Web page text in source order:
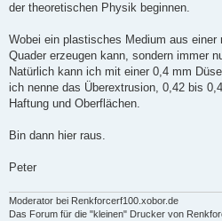
der theoretischen Physik beginnen.
Wobei ein plastisches Medium aus einer
Quader erzeugen kann, sondern immer
Natürlich kann ich mit einer 0,4 mm
ich nenne das Überextrusion, 0,42 bis
Haftung und Oberflächen.
Bin dann hier raus.
Peter
Moderator bei Renkforcerf100.xobor.de
Das Forum für die "kleinen" Drucker von